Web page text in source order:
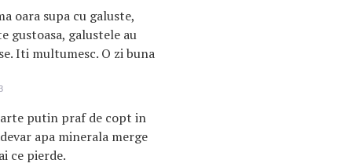
oara supa cu galuste,
gustoasa, galustele au
Iti multumesc. O zi buna
putin praf de copt in
apa minerala merge
ce pierde.